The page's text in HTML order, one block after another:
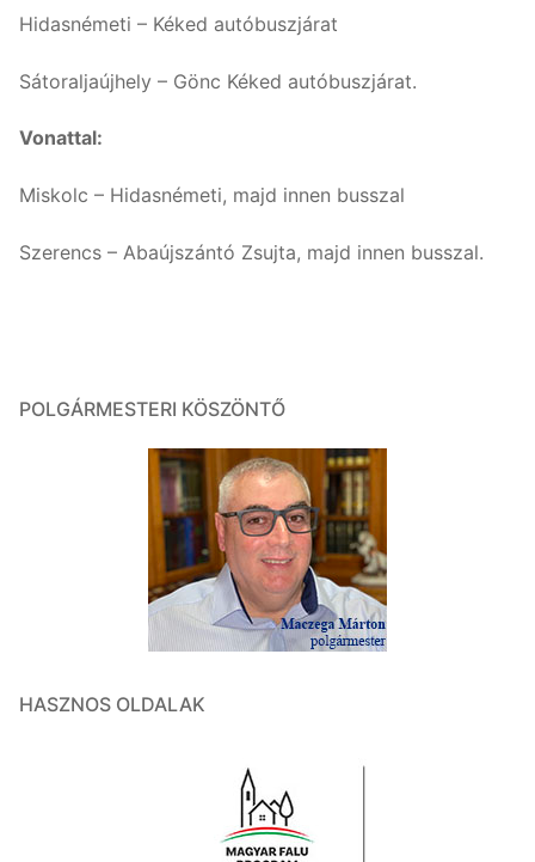
Hidasnémeti – Kéked autóbuszjárat
Sátoraljaújhely – Gönc Kéked autóbuszjárat.
Vonattal:
Miskolc – Hidasnémeti, majd innen busszal
Szerencs – Abaújszántó Zsujta, majd innen busszal.
POLGÁRMESTERI KÖSZÖNTŐ
HASZNOS OLDALAK